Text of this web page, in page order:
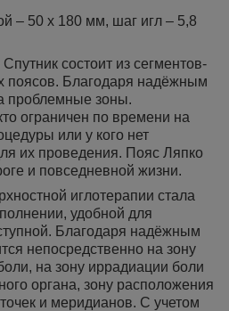
– 50 х 180 мм, шаг игл – 5,8
состоит из сегментов-
поясов. Благодаря надёжным
проблемные зоны.
ограничен по времени на
или у кого нет
их проведения. Пояс Ляпко
и повседневной жизни.
иглотерапии стала
удобной для
Благодаря надёжным
непосредственно на зону
на зону иррадиации боли
органа, зону расположения
и меридианов. С учетом